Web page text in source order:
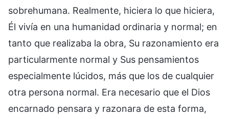
sobrehumana. Realmente, hiciera lo que hiciera,
Él vivía en una humanidad ordinaria y normal; en
tanto que realizaba la obra, Su razonamiento era
particularmente normal y Sus pensamientos
especialmente lúcidos, más que los de cualquier
otra persona normal. Era necesario que el Dios
encarnado pensara y razonara de esta forma,